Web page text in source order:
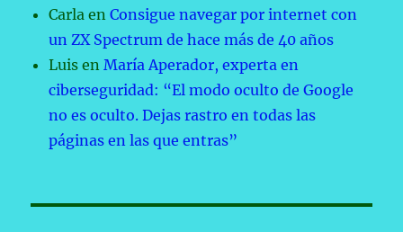
Carla enConsigue navegar por internet con
un ZX Spectrum de hace más de 40 años
Luis enMaría Aperador, experta en
ciberseguridad: “El modo oculto de Google
no es oculto. Dejas rastro en todas las
páginas en las que entras”